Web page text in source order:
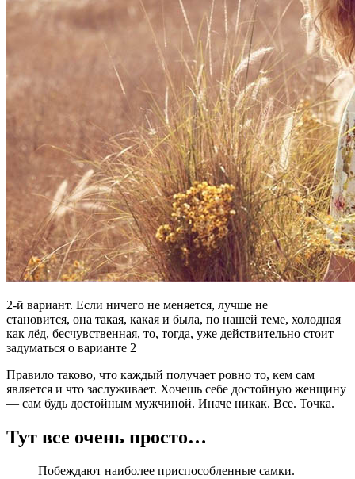
2-й вариант. Если ничего не меняется, лучше не
становится, она такая, какая и была, по нашей теме, холодная
как лёд, бесчувственная, то, тогда, уже действительно стоит
задуматься о варианте 2
Правило таково, что каждый получает ровно то, кем сам
является и что заслуживает. Хочешь себе достойную женщину
— сам будь достойным мужчиной. Иначе никак. Все. Точка.
Тут все очень просто…
Побеждают наиболее приспособленные самки.